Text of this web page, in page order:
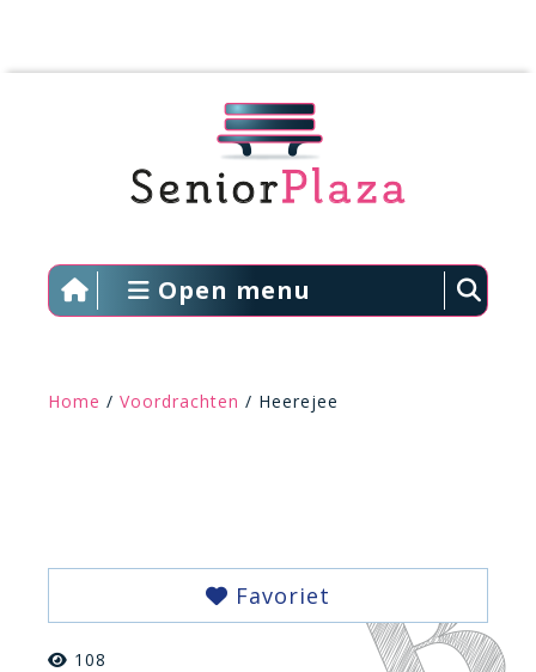
Open menu
Home / Voordrachten / Heerejee
Favoriet
108